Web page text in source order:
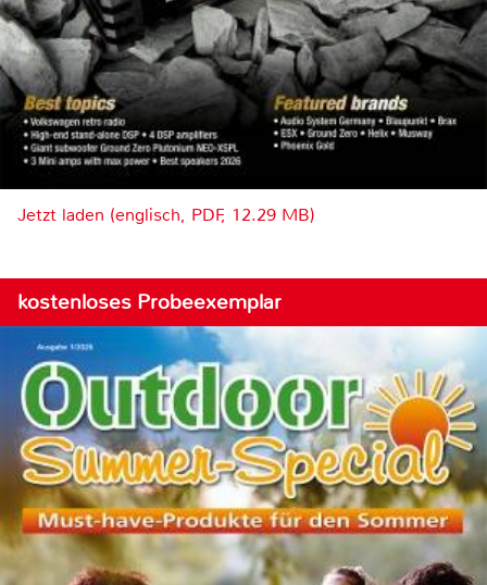
Jetzt laden (englisch, PDF, 12.29 MB)
kostenloses Probeexemplar